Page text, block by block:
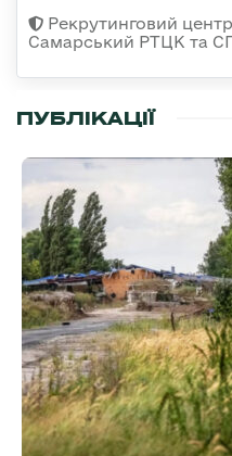
Рекрутинговий
Самарський РТЦК та
ПУБЛІКАЦІЇ